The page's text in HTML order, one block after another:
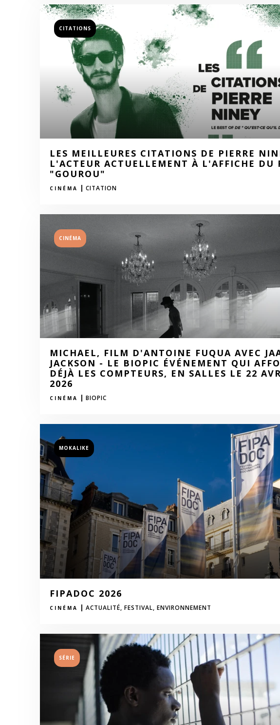
LES MEILLEURES CITATIONS DE PIERRE
L'ACTEUR ACTUELLEMENT À L'AFFICHE DU
"GOUROU"
CINÉMA | CITATION
CITATIONS
MICHAEL, FILM D'ANTOINE FUQUA AVEC
JACKSON - LE BIOPIC ÉVÉNEMENT QUI
DÉJÀ LES COMPTEURS, EN SALLES LE 22
2026
CINÉMA | BIOPIC
CINÉMA
FIPADOC 2026
CINÉMA | ACTUALITÉ, FESTIVAL, ENVIRONNEMENT
MOKALIKE
SÉRIE